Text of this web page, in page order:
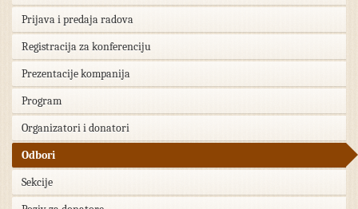
Prijava i predaja radova
Registracija za konferenciju
Prezentacije kompanija
Program
Organizatori i donatori
Odbori
Sekcije